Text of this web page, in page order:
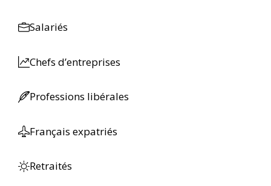
Salariés
Chefs d’entreprises
Professions libérales
Français expatriés
Retraités